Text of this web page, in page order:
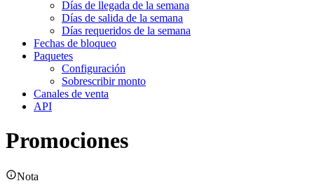
Días de llegada de la semana
Días de salida de la semana
Días requeridos de la semana
Fechas de bloqueo
Paquetes
Configuración
Sobrescribir monto
Canales de venta
API
Promociones
Nota